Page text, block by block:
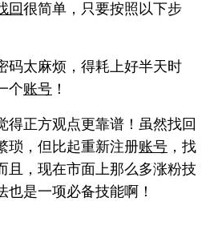
回很简单，只要按照以下步
码太麻烦，得耗上好半天时
个账号 ！
得正方观点更靠谱！虽然找回
琐，但比起重新注册账号 ，找
且，现在市面上那么多涨粉技
是一项必备技能啊！